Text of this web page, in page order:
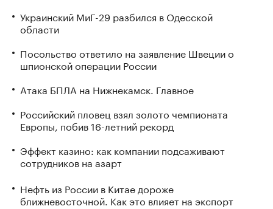
Украинский МиГ-29 разбился в Одесской
области
Посольство ответило на заявление Швеции о
шпионской операции России
Атака БПЛА на Нижнекамск. Главное
Российский пловец взял золото чемпионата
Европы, побив 16-летний рекорд
Эффект казино: как компании подсаживают
сотрудников на азарт
Нефть из России в Китае дороже
ближневосточной. Как это влияет на экспорт